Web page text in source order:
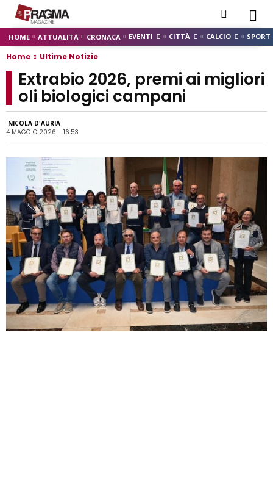
HOME ATTUALITÀ CRONACA EVENTI CITTÀ CALCIO SPORT
Home Ultime Notizie
Extrabio 2026, premi ai migliori
oli biologici campani
NICOLA D'AURIA
4 MAGGIO 2026 - 16:53